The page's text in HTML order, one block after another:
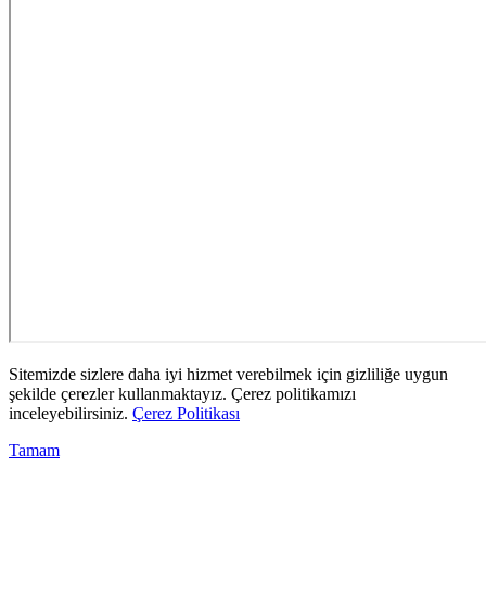
Sitemizde sizlere daha iyi hizmet verebilmek için gizliliğe uygun
şekilde çerezler kullanmaktayız. Çerez politikamızı
inceleyebilirsiniz. Çerez Politikası
Tamam